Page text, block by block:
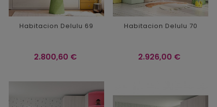
Habitacion Delulu 69
Precio
2.800,60 €
Habitacion Delulu 70
Precio
2.926,00 €